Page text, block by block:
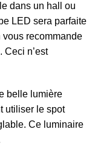
dans un hall ou
LED sera parfaite
vous recommande
Ceci n’est
belle lumière
utiliser le spot
Ce luminaire